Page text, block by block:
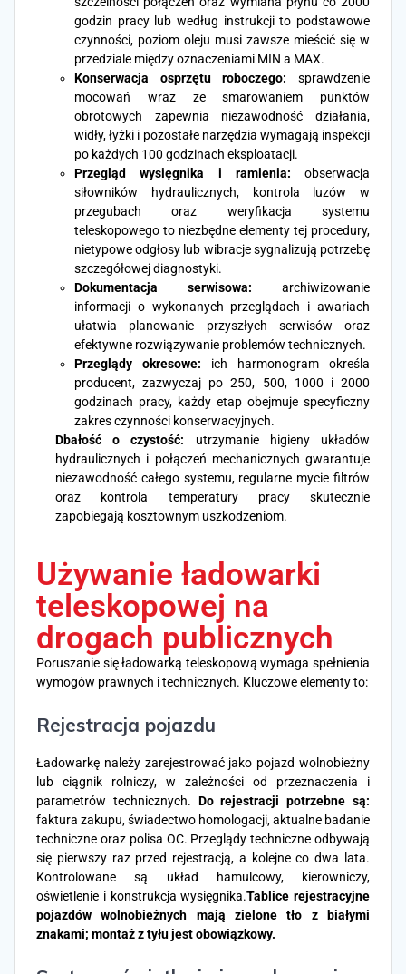
godzin pracy lub według instrukcji to podstawowe
czynności, poziom oleju musi zawsze mieścić się w
przedziale między oznaczeniami MIN a MAX.
Konserwacja osprzętu roboczego: sprawdzenie
mocowań wraz ze smarowaniem punktów
obrotowych zapewnia niezawodność działania,
widły, łyżki i pozostałe narzędzia wymagają inspekcji
po każdych 100 godzinach eksploatacji.
Przegląd wysięgnika i ramienia: obserwacja
siłowników hydraulicznych, kontrola luzów w
przegubach oraz weryfikacja systemu
teleskopowego to niezbędne elementy tej procedury,
nietypowe odgłosy lub wibracje sygnalizują potrzebę
szczegółowej diagnostyki.
Dokumentacja serwisowa: archiwizowanie
informacji o wykonanych przeglądach i awariach
ułatwia planowanie przyszłych serwisów oraz
efektywne rozwiązywanie problemów technicznych.
Przeglądy okresowe: ich harmonogram określa
producent, zazwyczaj po 250, 500, 1000 i 2000
godzinach pracy, każdy etap obejmuje specyficzny
zakres czynności konserwacyjnych.
Dbałość o czystość: utrzymanie higieny układów
hydraulicznych i połączeń mechanicznych gwarantuje
niezawodność całego systemu, regularne mycie filtrów
oraz kontrola temperatury pracy skutecznie
zapobiegają kosztownym uszkodzeniom.
Używanie ładowarki
teleskopowej na
drogach publicznych
Poruszanie się ładowarką teleskopową wymaga spełnienia
wymogów prawnych i technicznych. Kluczowe elementy to:
Rejestracja pojazdu
Ładowarkę należy zarejestrować jako pojazd wolnobieżny
lub ciągnik rolniczy, w zależności od przeznaczenia i
parametrów technicznych. Do rejestracji potrzebne są:
faktura zakupu, świadectwo homologacji, aktualne badanie
techniczne oraz polisa OC. Przeglądy techniczne odbywają
się pierwszy raz przed rejestracją, a kolejne co dwa lata.
Kontrolowane są układ hamulcowy, kierowniczy,
oświetlenie i konstrukcja wysięgnika.Tablice rejestracyjne
pojazdów wolnobieżnych mają zielone tło z białymi
znakami; montaż z tyłu jest obowiązkowy.